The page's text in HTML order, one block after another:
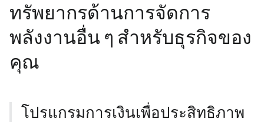
ทรัพยากรด้านการจัดการ
พลังงานอื่น ๆ สําหรับธุรกิจของ
คุณ
โปรแกรมการเงินเพื่อประสิทธิภาพ